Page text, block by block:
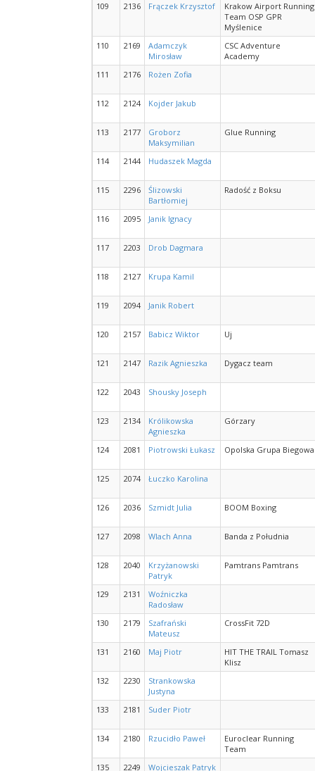
109 2136 Frączek Krzysztof
Krakow Airport Running
Team OSP GPR
Myślenice
110
2169
Adamczyk
Mirosław
CSC Adventure
Academy
111
2176 Rożen Zofia
112 2124 Kojder Jakub
113 2177
Groborz
Maksymilian
Glue Running
114 2144 Hudaszek Magda
115 2296
Ślizowski
Bartłomiej
Radość z Boksu
116 2095 Janik Ignacy
117 2203 Drob Dagmara
118 2127 Krupa Kamil
119 2094 Janik Robert
120 2157 Babicz Wiktor Uj
121 2147 Razik Agnieszka Dygacz team
122 2043 Shousky Joseph
123 2134
Królikowska
Agnieszka
Górzary
124 2081 Piotrowski Łukasz Opolska Grupa Biegowa
125 2074 Łuczko Karolina
126 2036 Szmidt Julia BOOM Boxing
127 2098 Wlach Anna Banda z Południa
128 2040
Krzyżanowski
Patryk
Pamtrans Pamtrans
129 2131
Woźniczka
Radosław
130
2179
Szafrański
Mateusz
CrossFit 72D
131 2160 Maj Piotr
HIT THE TRAIL Tomasz
Klisz
132
2230
Strankowska
Justyna
133
2181 Suder Piotr
134 2180 Rzucidło Paweł
Euroclear Running
Team
135
2249 Wojcieszak Patryk